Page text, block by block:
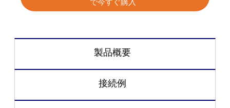
で今すぐ購入
製品概要
接続例